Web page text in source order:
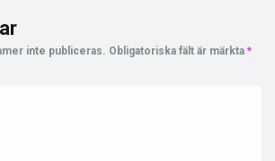
inte publiceras. Obligatoriska fält är märkta *